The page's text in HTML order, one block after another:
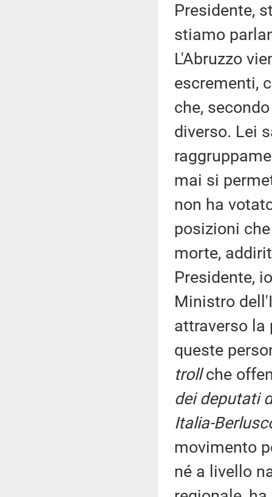
Presidente,
stiamo
L'Abruzzo
escrementi,
che,
diverso. Lei
mai si
non ha
posizioni
morte,
Presidente,
Ministro
attraverso la
queste
trollche
dei deputati
Italia-
movimento
né a livello